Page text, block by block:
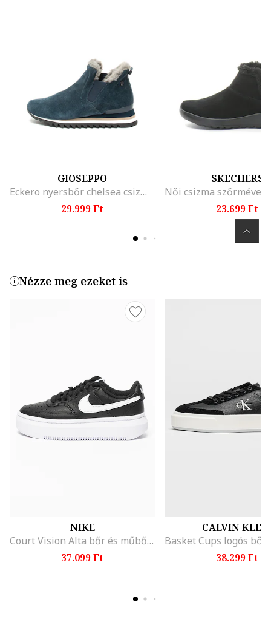
GIOSEPPO
Eckero nyersbőr chelsea csizma műszőrme béléssel
29.999 Ft
SKECHERS
23.699 Ft
Nézze meg ezeket is
NIKE
Court Vision Alta bőr és műbőr flatform sneaker, Fehér/Fekete
37.099 Ft
CALVIN
38.299 Ft